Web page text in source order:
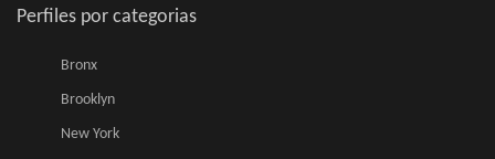
Perfiles por categorias
Bronx
Brooklyn
New York